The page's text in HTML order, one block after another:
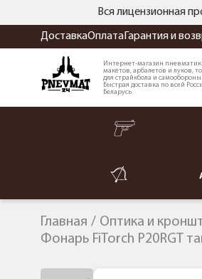
Вся лицензионная
ДоставкаОплата Гарантия и
Интернет-магазин
макетов, арбалетов и луков,
для страйкбола и самообороны.
Быстрая доставка по всей
Беларусь.
Главная Оптика и
Фонарь FiTorch P20RGT